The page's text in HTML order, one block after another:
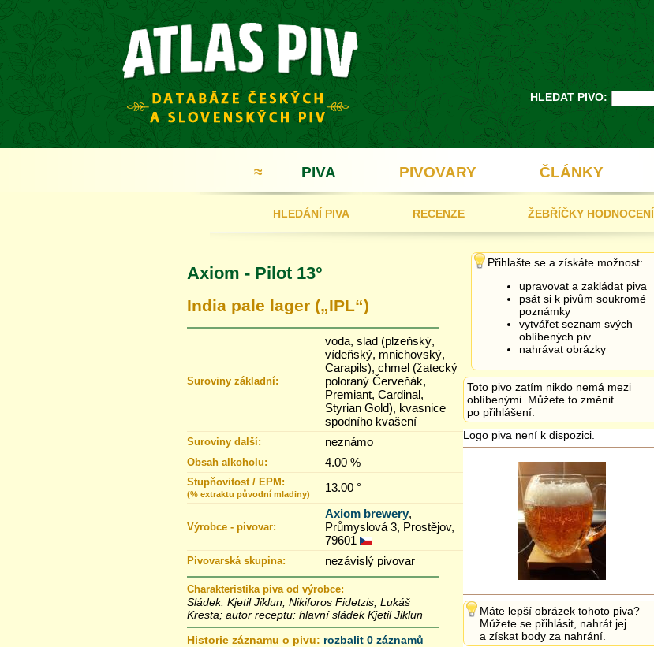
HLEDAT PIVO:
≈ PIVA
HLEDÁNÍ PIVA RECENZE ŽEBŘÍČKY HODNOCENÍ
PIVOVARY ČLÁNKY
Axiom - Pilot 13°
India pale lager („IPL“)
Suroviny základní:
voda, slad (plzeňský,
vídeňský, mnichovský,
Carapils), chmel (žatecký
poloraný Červeňák,
Premiant, Cardinal,
Styrian Gold), kvasnice
spodního kvašení
Suroviny další: neznámo
Obsah alkoholu: 4.00 %
Stupňovitost / EPM:
(% extraktu původní mladiny) 13.00 °
Výrobce - pivovar:
Axiom brewery,
Průmyslová 3, Prostějov,
79601
Pivovarská skupina: nezávislý pivovar
Charakteristika piva od výrobce:
Sládek: Kjetil Jiklun, Nikiforos Fidetzis, Lukáš
Kresta; autor receptu: hlavní sládek Kjetil Jiklun
Historie záznamu o pivu: rozbalit 0 záznamů
Přihlašte se a získáte možnost:
upravovat a zakládat piva
psát si k pivům soukromé
poznámky
vytvářet seznam svých
oblíbených piv
nahrávat obrázky
Toto pivo zatím nikdo nemá mezi
oblíbenými. Můžete to změnit
po přihlášení.
Logo piva není k dispozici.
Máte lepší obrázek tohoto piva?
Můžete se přihlásit, nahrát jej
a získat body za nahrání.